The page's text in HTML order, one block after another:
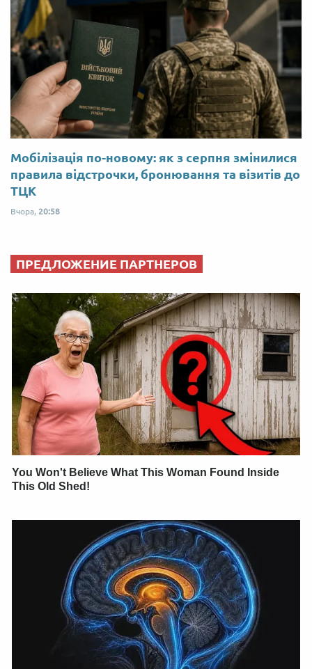
Мобілізація по-новому: як з серпня змінилися
правила відстрочки, бронювання та візитів до
ТЦК
Вчора, 20:58
ПРЕДЛОЖЕНИЕ ПАРТНЕРОВ
You Won't Believe What This Woman Found Inside
This Old Shed!